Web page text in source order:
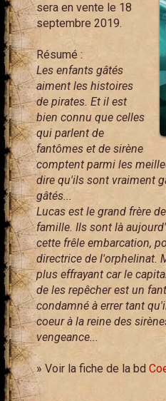
sera en vente le 18
septembre 2019.
Résumé :
Les enfants gâtés
aiment les histoires
de pirates. Et il est
bien connu que celles
qui parlent de
fantômes et de sirène
comptent parmi les
dire qu'ils sont vraiment
gâtés...
Lucas est le grand frère
famille. Ils sont là
cette frêle embarcation,
directrice de l'orphelinat.
plus effrayant car le
de les repêcher est un
condamné à errer tant
coeur à la reine des
vengeance...
» Voir la fiche de la bd